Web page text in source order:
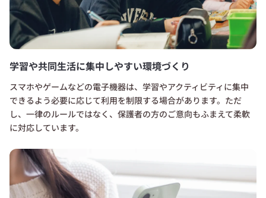
学習や共同生活に集中しやすい環境づくり
スマホやゲームなどの電子機器は、学習やアクティビティに集中
できるよう必要に応じて利用を制限する場合があります。ただ
し、一律のルールではなく、保護者の方のご意向もふまえて柔軟
に対応しています。